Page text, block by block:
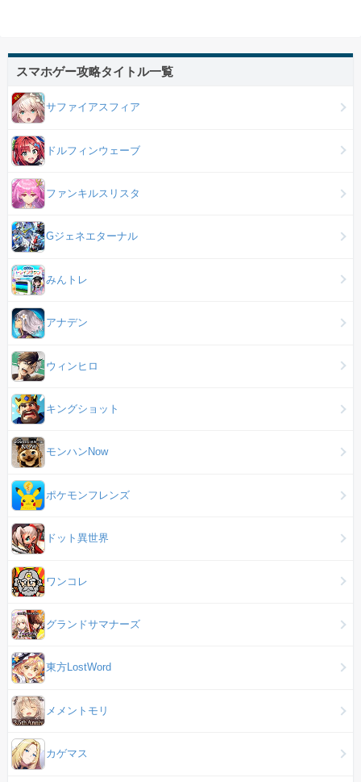
スマホゲー攻略タイトル一覧
サファイアスフィア
ドルフィンウェーブ
ファンキルスリスタ
Gジェネエターナル
みんトレ
アナデン
ウィンヒロ
キングショット
モンハンNow
ポケモンフレンズ
ドット異世界
ワンコレ
グランドサマナーズ
東方LostWord
メメントモリ
カゲマス